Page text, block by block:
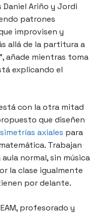
Ariño y Jordi
patrones
improvisen y
allá de la partitura a
añade mientras toma
explicando el
con la otra mitad
que diseñen
simetrías axiales para
Trabajan
normal, sin música
la clase igualmente
por delante.
profesorado y